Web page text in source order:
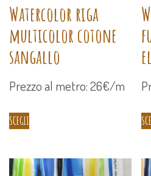
Watercolor riga
multicolor cotone
sangallo
Prezzo al metro: 26€/m
SCEGLI